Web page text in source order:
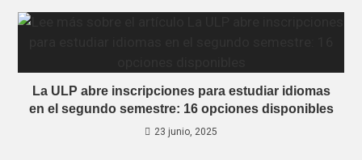
La ULP abre inscripciones para estudiar idiomas
en el segundo semestre: 16 opciones disponibles
23 junio, 2025